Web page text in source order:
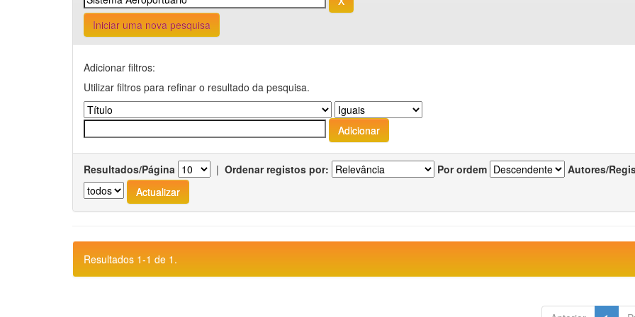
Iniciar uma nova pesquisa
Adicionar filtros:
Utilizar filtros para refinar o resultado da pesquisa.
Resultados/Página | Ordenar registos por: Por ordem Autores/
Resultados 1-1 de 1.